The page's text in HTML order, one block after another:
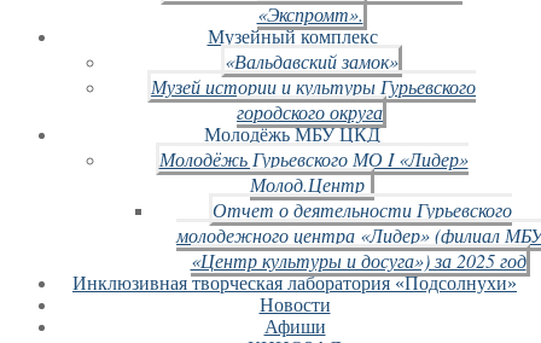
«Экспромт».
Музейный комплекс
«Вальдавский замок»
Музей истории и культуры Гурьевского
городского округа
Молодёжь МБУ ЦКД
Молодёжь Гурьевского МО I «Лидер»
Молод.Центр
Отчет о деятельности Гурьевского
молодежного центра «Лидер» (филиал
«Центр культуры и досуга») за 2025 год
Инклюзивная творческая лаборатория «Подсолнухи»
Новости
Афиши